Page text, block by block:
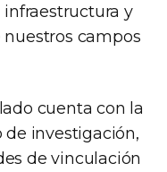
infraestructura y
nuestros campos
cuenta con la
de investigación,
de vinculación